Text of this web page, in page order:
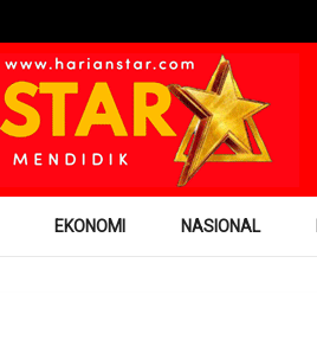
EKONOMI NASIONAL